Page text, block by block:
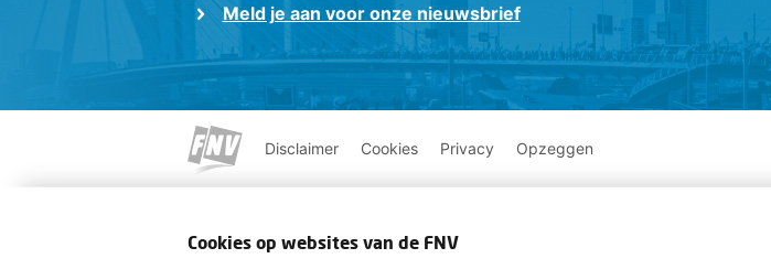
Meld je aan voor onze nieuwsbrief
Disclaimer Cookies Privacy Opzeggen
Cookies op websites van de FNV